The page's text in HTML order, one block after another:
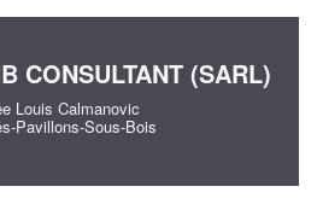
CONSULTANT (SARL)
Louis Calmanovic
Pavillons-Sous-Bois